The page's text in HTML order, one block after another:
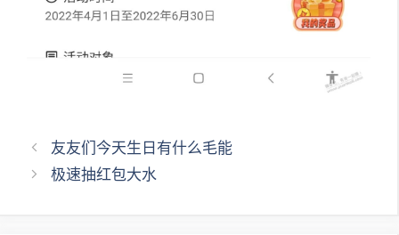
文
章
友友们今天生日有什么毛能
极速抽红包大水